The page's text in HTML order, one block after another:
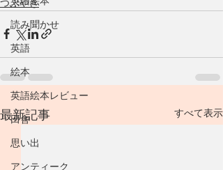
読み聞かせ
英語
絵本
英語絵本レビュー
田舎
思い出
アンティーク
つぶやき
最新記事 すべて表示